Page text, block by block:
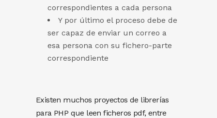
correspondientes a cada persona
Y por último el proceso debe de
ser capaz de enviar un correo a
esa persona con su fichero-parte
correspondiente
Existen muchos proyectos de librerías
para PHP que leen ficheros pdf, entre